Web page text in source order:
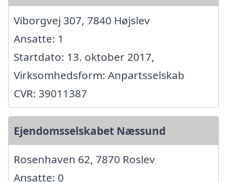
Viborgvej 307, 7840 Højslev
Ansatte: 1
Startdato: 13. oktober 2017,
Virksomhedsform: Anpartsselskab
CVR: 39011387
Ejendomsselskabet Næssund
Rosenhaven 62, 7870 Roslev
Ansatte: 0